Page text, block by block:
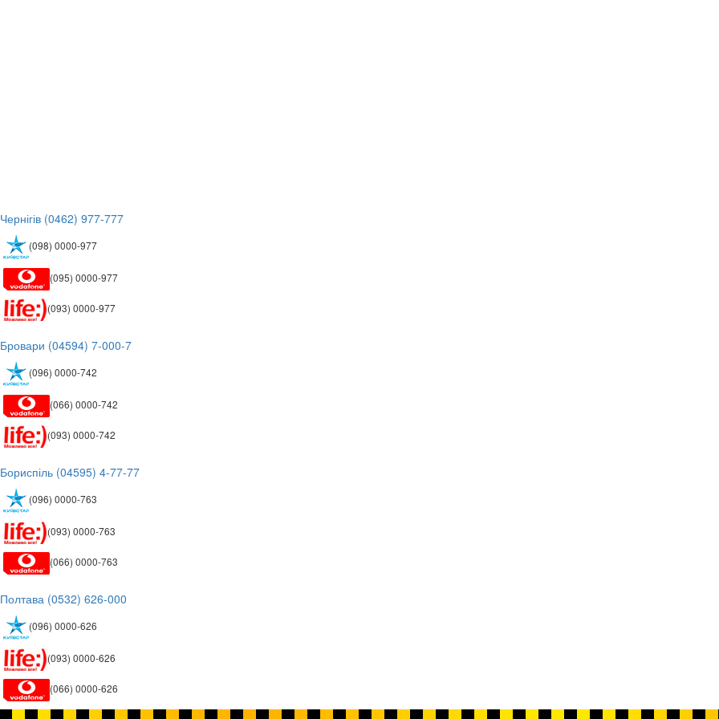
(0462) 977-777
(098) 0000-977
(095) 0000-977
(093) 0000-977
(04594) 7-000-7
(096) 0000-742
(066) 0000-742
(093) 0000-742
(04595) 4-77-77
(096) 0000-763
(093) 0000-763
(066) 0000-763
(0532) 626-000
(096) 0000-626
(093) 0000-626
(066) 0000-626